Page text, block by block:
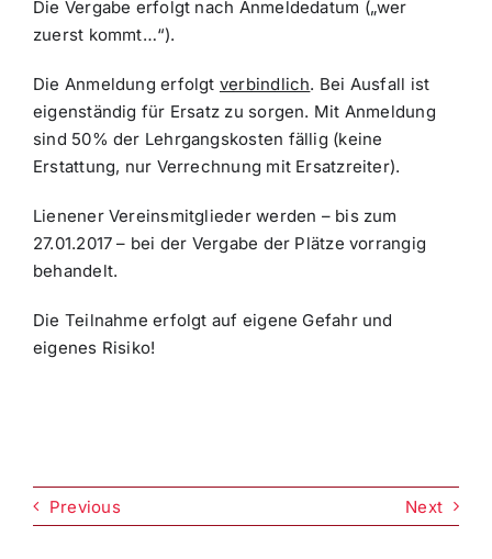
Die Vergabe erfolgt nach Anmeldedatum („wer
zuerst kommt…“).
Die Anmeldung erfolgt verbindlich. Bei Ausfall ist
eigenständig für Ersatz zu sorgen. Mit Anmeldung
sind 50% der Lehrgangskosten fällig (keine
Erstattung, nur Verrechnung mit Ersatzreiter).
Lienener Vereinsmitglieder werden – bis zum
27.01.2017 – bei der Vergabe der Plätze vorrangig
behandelt.
Die Teilnahme erfolgt auf eigene Gefahr und
eigenes Risiko!
Previous Next